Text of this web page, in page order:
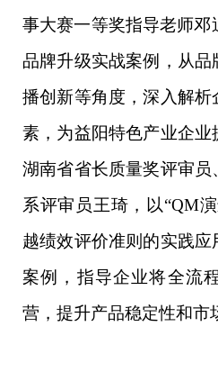
事大赛一等奖指导老师邓
品牌升级实战案例，从
播创新等角度，深入解
素，为益阳特色产业企业
湖南省省长质量奖评审
系评审员王琦，以“QM
越绩效评价准则的实践
案例，指导企业将全流
营，提升产品稳定性和市